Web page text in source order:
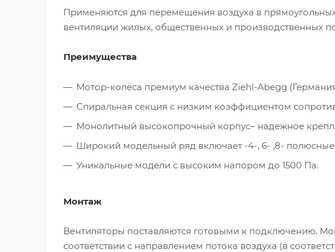
Применяются для перемещения воздуха в
вентиляции жилых, общественных и производственных
Преимущества
Мотор-колёса премиум качества Ziehl-Abegg
Спиральная секция с низким коэффициентом
Монолитный высокопрочный корпус– надежное
Широкий модельный ряд включает -4-, 6- ,8-
Уникальные модели с высоким напором до 1500 Па.
Монтаж
Вентиляторы поставляются готовыми к подключению.
соответствии с направлением потока воздуха (в